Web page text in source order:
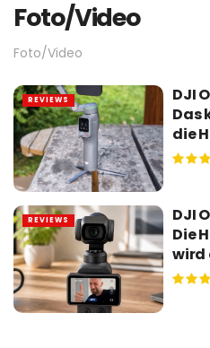
Foto/Video
Foto/Video
REVIEWS
DJI
Das
die
REVIEWS
DJI
Die
wird